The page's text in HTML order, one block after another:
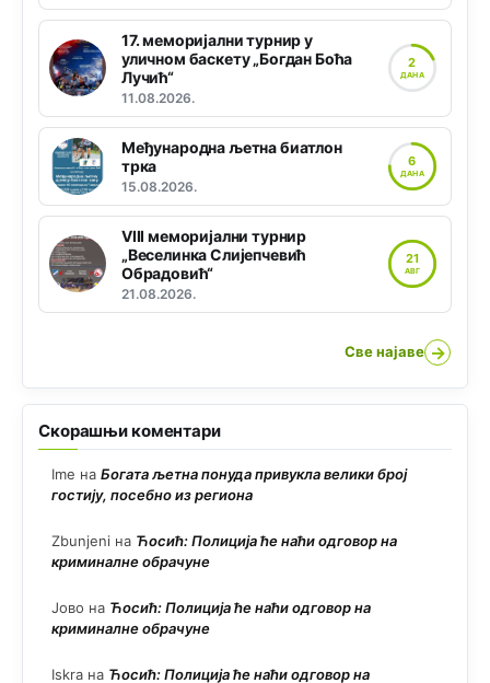
17. меморијални турнир у
уличном баскету „Богдан Боћа
Лучић“
11.08.2026.
2
ДАНА
Међународна љетна биатлон
трка
15.08.2026.
6
ДАНА
VIII меморијални турнир
„Веселинка Слијепчевић
Обрадовић“
21.08.2026.
21
АВГ
Све најаве →
Скорашњи коментари
Ime на Богата љетна понуда привукла велики број
гостију, посебно из региона
Zbunjeni на Ћосић: Полиција ће наћи одговор на
криминалне обрачуне
Јово на Ћосић: Полиција ће наћи одговор на
криминалне обрачуне
Iskra на Ћосић: Полиција ће наћи одговор на